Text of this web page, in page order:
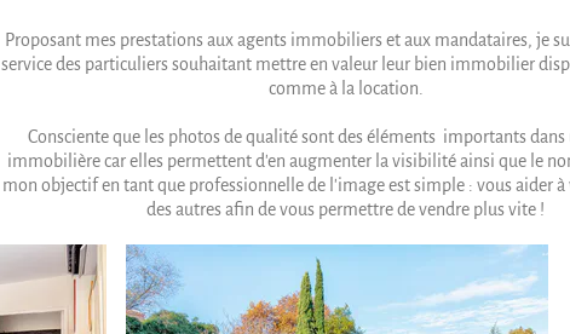
Proposant mes prestations aux agents immobiliers et aux mandataires, je
service des particuliers souhaitant mettre en valeur leur bien immobilier
comme à la location.
Consciente que les photos de qualité sont des éléments importants dans
immobilière car elles permettent d'en augmenter la visibilité ainsi que le
mon objectif en tant que professionnelle de l'image est simple : vous aider à
des autres afin de vous permettre de vendre plus vite !